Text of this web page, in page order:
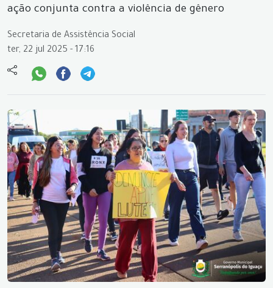
ação conjunta contra a violência de gênero
Secretaria de Assistência Social
ter, 22 jul 2025 - 17:16